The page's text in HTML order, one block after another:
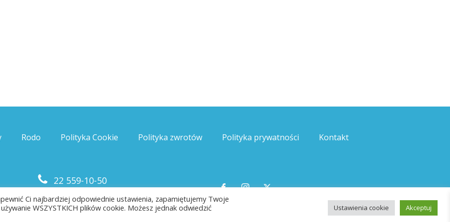
Rodo Polityka Cookie Polityka zwrotów Polityka prywatności Kontakt
22 559-10-50
biuro@saloni.pl
Ci najbardziej odpowiednie ustawienia, zapamiętujemy Twoje
WSZYSTKICH plików cookie. Możesz jednak odwiedzić
Ustawienia cookie Akceptuj